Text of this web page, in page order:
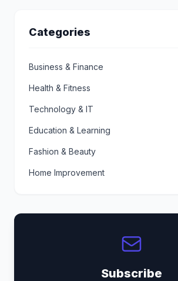
Categories
Business & Finance
Health & Fitness
Technology & IT
Education & Learning
Fashion & Beauty
Home Improvement
Subscribe